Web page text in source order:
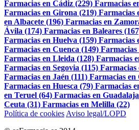
Farmacias en Cádiz (229) Farmacias
Farmacias en Girona (219) Farmacias
en Albacete (196) Farmacias en
Ávila (174) Farmacias en Baleares
Farmacias en Huelva (159) Farmacias
Farmacias en Cuenca (149) Farmacias
Farmacias en Lleida (128) Farmacias
Farmacias en Segovia (115) Farmacias
Farmacias en Jaén (111) Farmacias en
Farmacias en Huesca (79) Farmacias
en Teruel (64) Farmacias en
Ceuta (31) Farmacias en Melilla (22)
Política de cookies Aviso legal/LOPD